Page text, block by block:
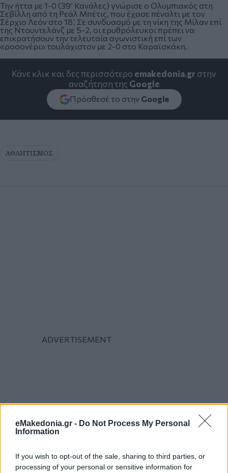
eMakedonia.gr - Do Not Process My Personal
Information
If you wish to opt-out of the sale, sharing to third parties, or
processing of your personal or sensitive information for
Την ήττα με 1-0 (39’ Κανάλες) γνώρισε ο Ολυμπιακός στη
Σεβίλλη από τη Ρεάλ Μπέτις, που έχασε πέναλτι με τον
Σέρχιο Λεόν στο 18’. Σε συνδυασμό με τη νίκη της Μίλαν επί
της Ντουντελάνζ με 5-2, οι ερυθρόλευκοι πρέπει να
επικρατήσουν την τελευταία αγωνιστική επί των
«ροσονέρι» τουλάχιστον με 2-0 στο Καραϊσκάκη.
Κάνε κλικ και δες περισσότερο emakedonia.grστην
αναζήτηση της Google
Πρόσθεσέ το στην Google
ΑΘΛΗΤΙΣΜΟΣ